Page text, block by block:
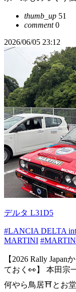
thumb_up 51
comment0
2026/06/05 23:12
デルタ L31D5
#LANCIA DELTA
MARTINI
【2026 Rally
ておく👀】 本田宗
何やら鳥居⛩️とお